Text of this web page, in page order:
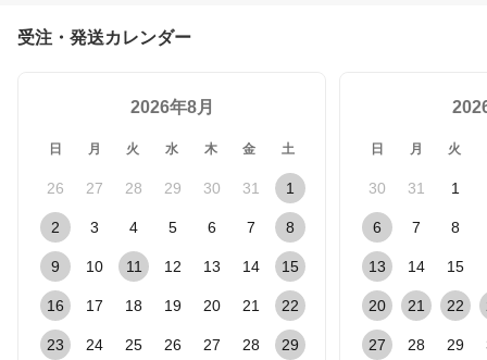
受注・発送カレンダー
2026年8月
日 月 火 水 木 金 土
26 27 28 29 30 31 1
2 3 4 5 6 7 8
9 10 11 12 13 14 15
16 17 18 19 20 21 22
23 24 25 26 27 28 29
日 月 火
30 31 1
6 7 8
13 14 15
20 21 22
27 28 29